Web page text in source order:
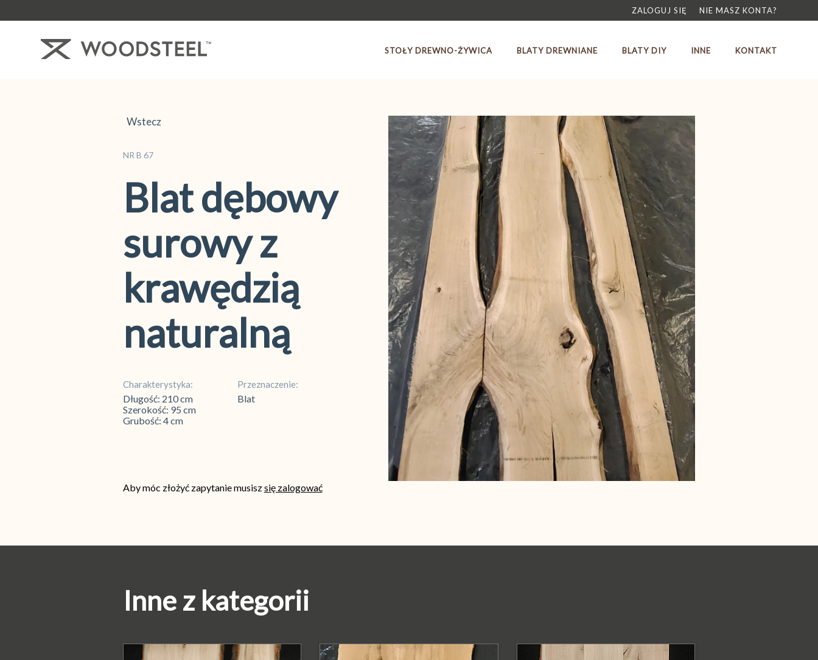
ZALOGUJ SIĘ NIE MASZ KONTA?
STOŁY DREWNO-ŻYWICA BLATY DREWNIANE BLATY DIY INNE KONTAKT
Wstecz
NR B 67
Blat dębowy
surowy z
krawędzią
naturalną
Charakterystyka:
Długość: 210 cm
Szerokość: 95 cm
Grubość: 4 cm
Przeznaczenie:
Blat
Aby móc złożyć zapytanie musiszsię zalogować
Inne z kategorii